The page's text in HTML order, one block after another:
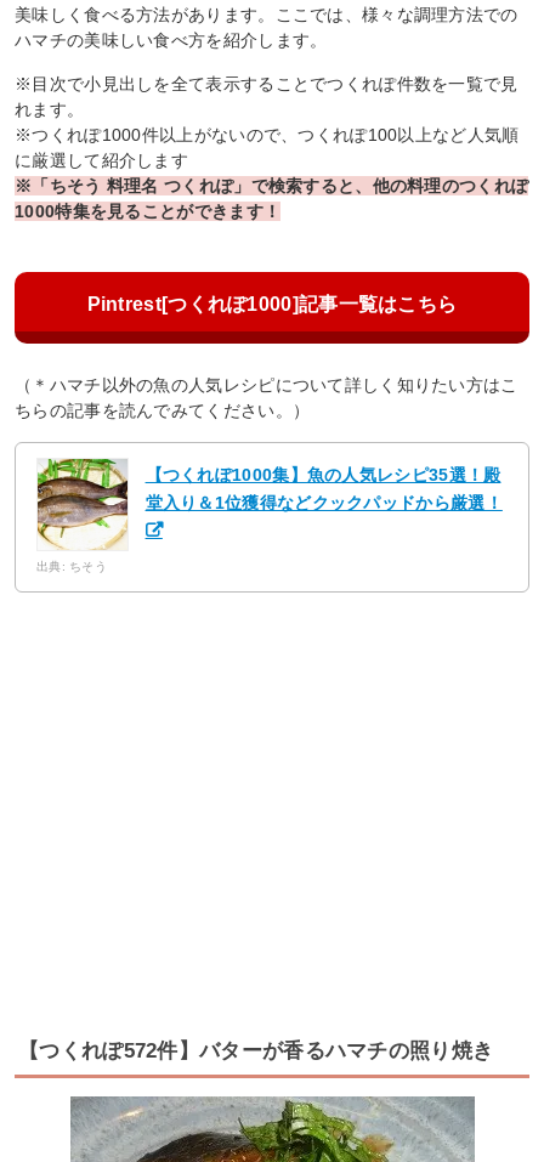
美味しく食べる方法があります。ここでは、様々な調理方法での
ハマチの美味しい食べ方を紹介します。
※目次で小見出しを全て表示することでつくれぽ件数を一覧で見
れます。
※つくれぽ1000件以上がないので、つくれぽ100以上など人気順
に厳選して紹介します
※「ちそう 料理名 つくれぽ」で検索すると、他の料理のつくれぽ
1000特集を見ることができます！
Pintrest[つくれぽ1000]記事一覧はこちら
（＊ハマチ以外の魚の人気レシピについて詳しく知りたい方はこ
ちらの記事を読んでみてください。）
【つくれぽ1000集】魚の人気レシピ35選！殿
堂入り＆1位獲得などクックパッドから厳選！
出典: ちそう
【つくれぽ572件】バターが香るハマチの照り焼き